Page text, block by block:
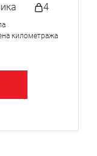
4
километража